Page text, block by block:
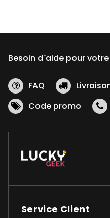
Besoin d`aide pour
FAQ
Code promo
Service Client